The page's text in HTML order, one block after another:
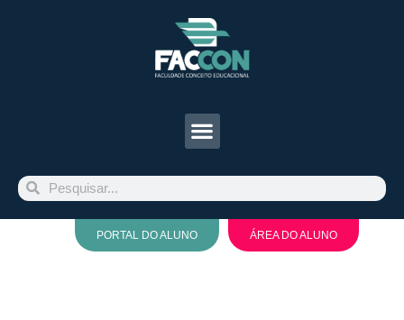
PORTAL DO ALUNO ÁREA DO ALUNO